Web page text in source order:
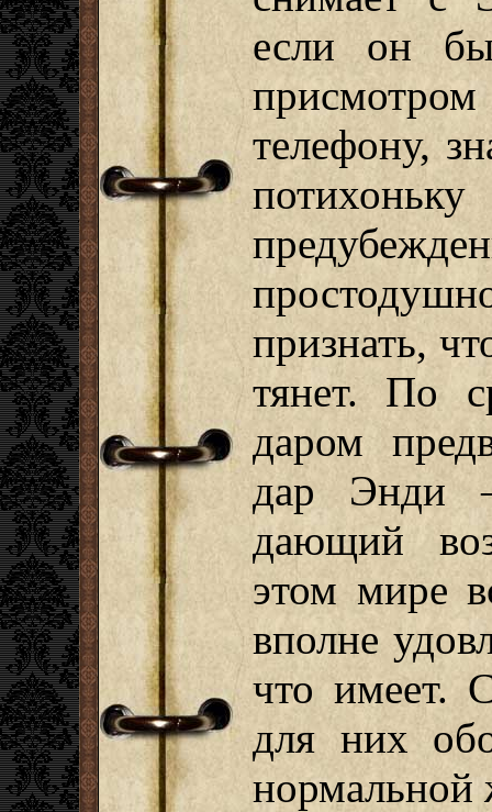
если он
телефону,
признать,
тянет. По
даром
дар Энди –
дающий
этом мире
вполне
что имеет.
для них